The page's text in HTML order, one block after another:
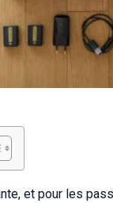
et pour les